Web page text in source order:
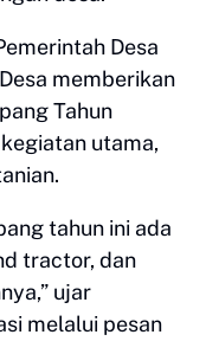
Desa
memberikan
Tahun
utama,
tahun ini ada
tractor, dan
ujar
melalui pesan